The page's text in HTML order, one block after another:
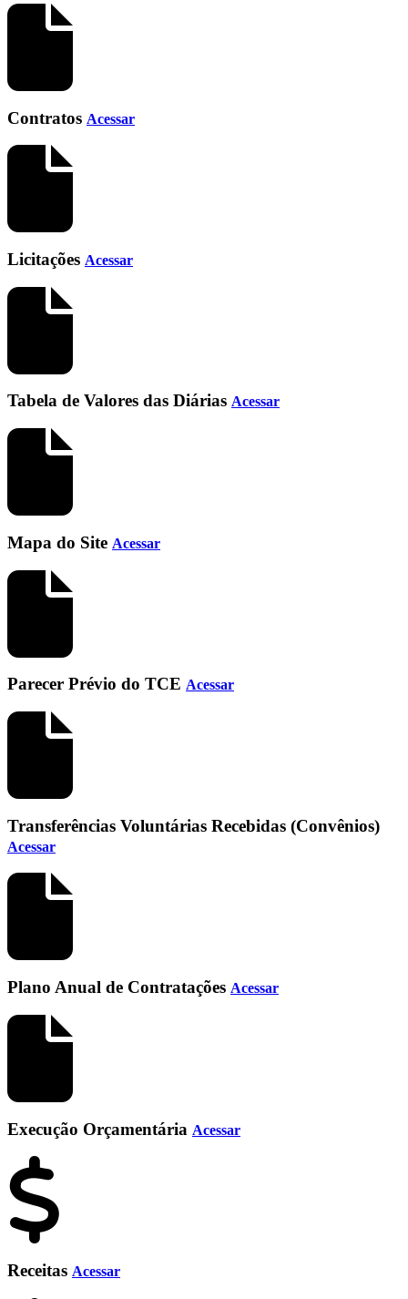
Contratos Acessar
Licitações Acessar
Tabela de Valores das Diárias Acessar
Mapa do Site Acessar
Parecer Prévio do TCE Acessar
Transferências Voluntárias Recebidas (Convênios)
Acessar
Plano Anual de Contratações Acessar
Execução Orçamentária Acessar
Receitas Acessar